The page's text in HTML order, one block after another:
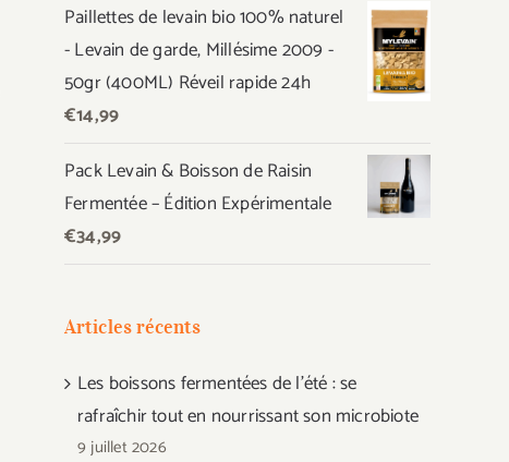
initial
était :
€44,97.
actuel
est :
€39,99.
Paillettes de levain bio 100% naturel
- Levain de garde, Millésime 2009 -
50gr (400ML) Réveil rapide 24h
€14,99
Pack Levain & Boisson de Raisin
Fermentée – Édition Expérimentale
€34,99
Articles récents
Les boissons fermentées de l’été : se
rafraîchir tout en nourrissant son microbiote
9 juillet 2026